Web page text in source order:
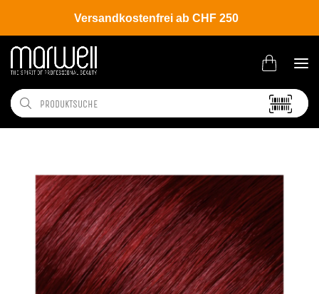
Versandkostenfrei ab CHF 250
Shop Brands L'ANZA Coloration Healing Color